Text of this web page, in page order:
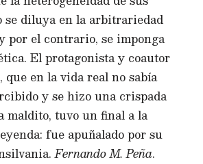
se diluya en la arbitrariedad
por el contrario, se imponga
El protagonista y coautor
en la vida real no sabía
y se hizo una crispada
maldito, tuvo un final a la
fue apuñalado por su
Fernando M. Peña.